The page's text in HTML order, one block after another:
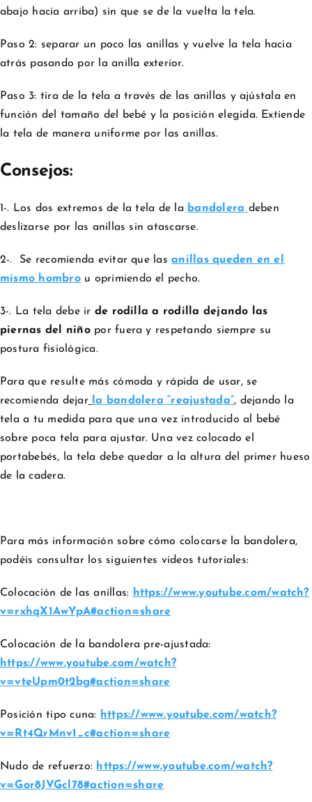
abajo hacia arriba) sin que se de la vuelta la tela.
Paso 2: separar un poco las anillas y vuelve la tela hacia
atrás pasando por la anilla exterior.
Paso 3: tira de la tela a través de las anillas y ajústala en
función del tamaño del bebé y la posición elegida. Extiende
la tela de manera uniforme por las anillas.
Consejos:
1-. Los dos extremos de la tela de la bandolera deben
deslizarse por las anillas sin atascarse.
2-. Se recomienda evitar que las anillas queden en el
mismo hombrou oprimiendo el pecho.
3-. La tela debe ir de rodilla a rodilla dejando las
piernas del niñopor fuera y respetando siempre su
postura fisiológica.
Para que resulte más cómoda y rápida de usar, se
recomienda dejar
la bandolera “reajustada”, dejando la
tela a tu medida para que una vez introducido al bebé
sobre poca tela para ajustar. Una vez colocado el
portabebés, la tela debe quedar a la altura del primer hueso
de la cadera.
Para más información sobre cómo colocarse la bandolera,
podéis consultar los siguientes videos tutoriales:
Colocación de las anillas: https://www.youtube.com/watch?
v=rxhqX1AwYpA#action=share
Colocación de la bandolera pre-ajustada:
https://www.youtube.com/watch?
v=vteUpm0t2bg#action=share
Posición tipo cuna: https://www.youtube.com/watch?
v=Rt4QrMnv1_c#action=share
Nudo de refuerzo: https://www.youtube.com/watch?
v=Gor8JVGcl78#action=share